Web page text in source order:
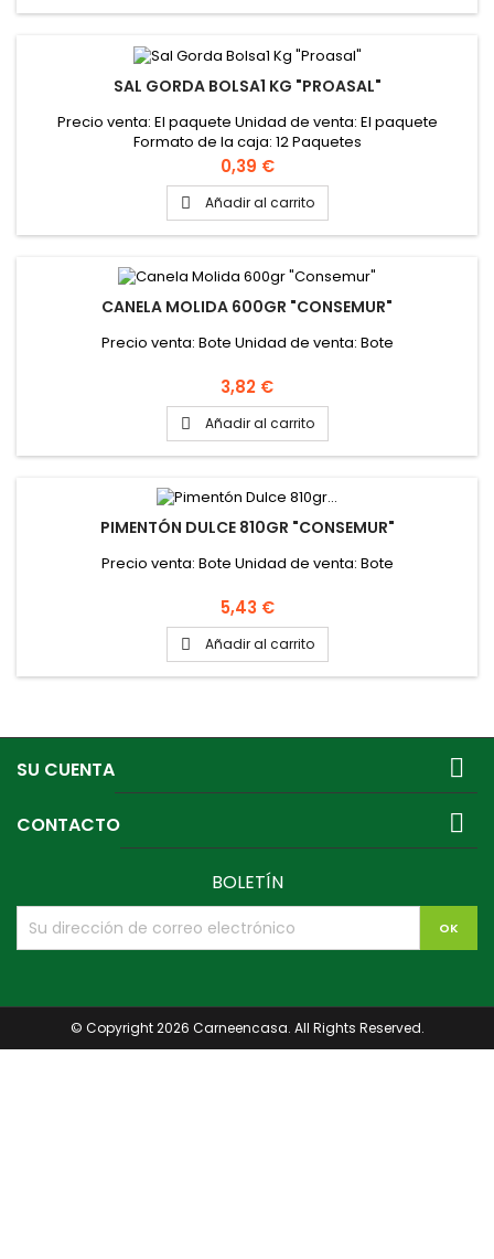
SAL GORDA BOLSA1 KG "PROASAL"
Precio venta: El paquete Unidad de venta: El paquete
Formato de la caja: 12 Paquetes
Precio
0,39 €
 Añadir al carrito
CANELA MOLIDA 600GR "CONSEMUR"
Precio venta: Bote Unidad de venta: Bote
Precio
3,82 €
 Añadir al carrito
PIMENTÓN DULCE 810GR "CONSEMUR"
Precio venta: Bote Unidad de venta: Bote
Precio
5,43 €
 Añadir al carrito
SU CUENTA 
CONTACTO 
BOLETÍN
© Copyright 2026 Carneencasa. All Rights Reserved.